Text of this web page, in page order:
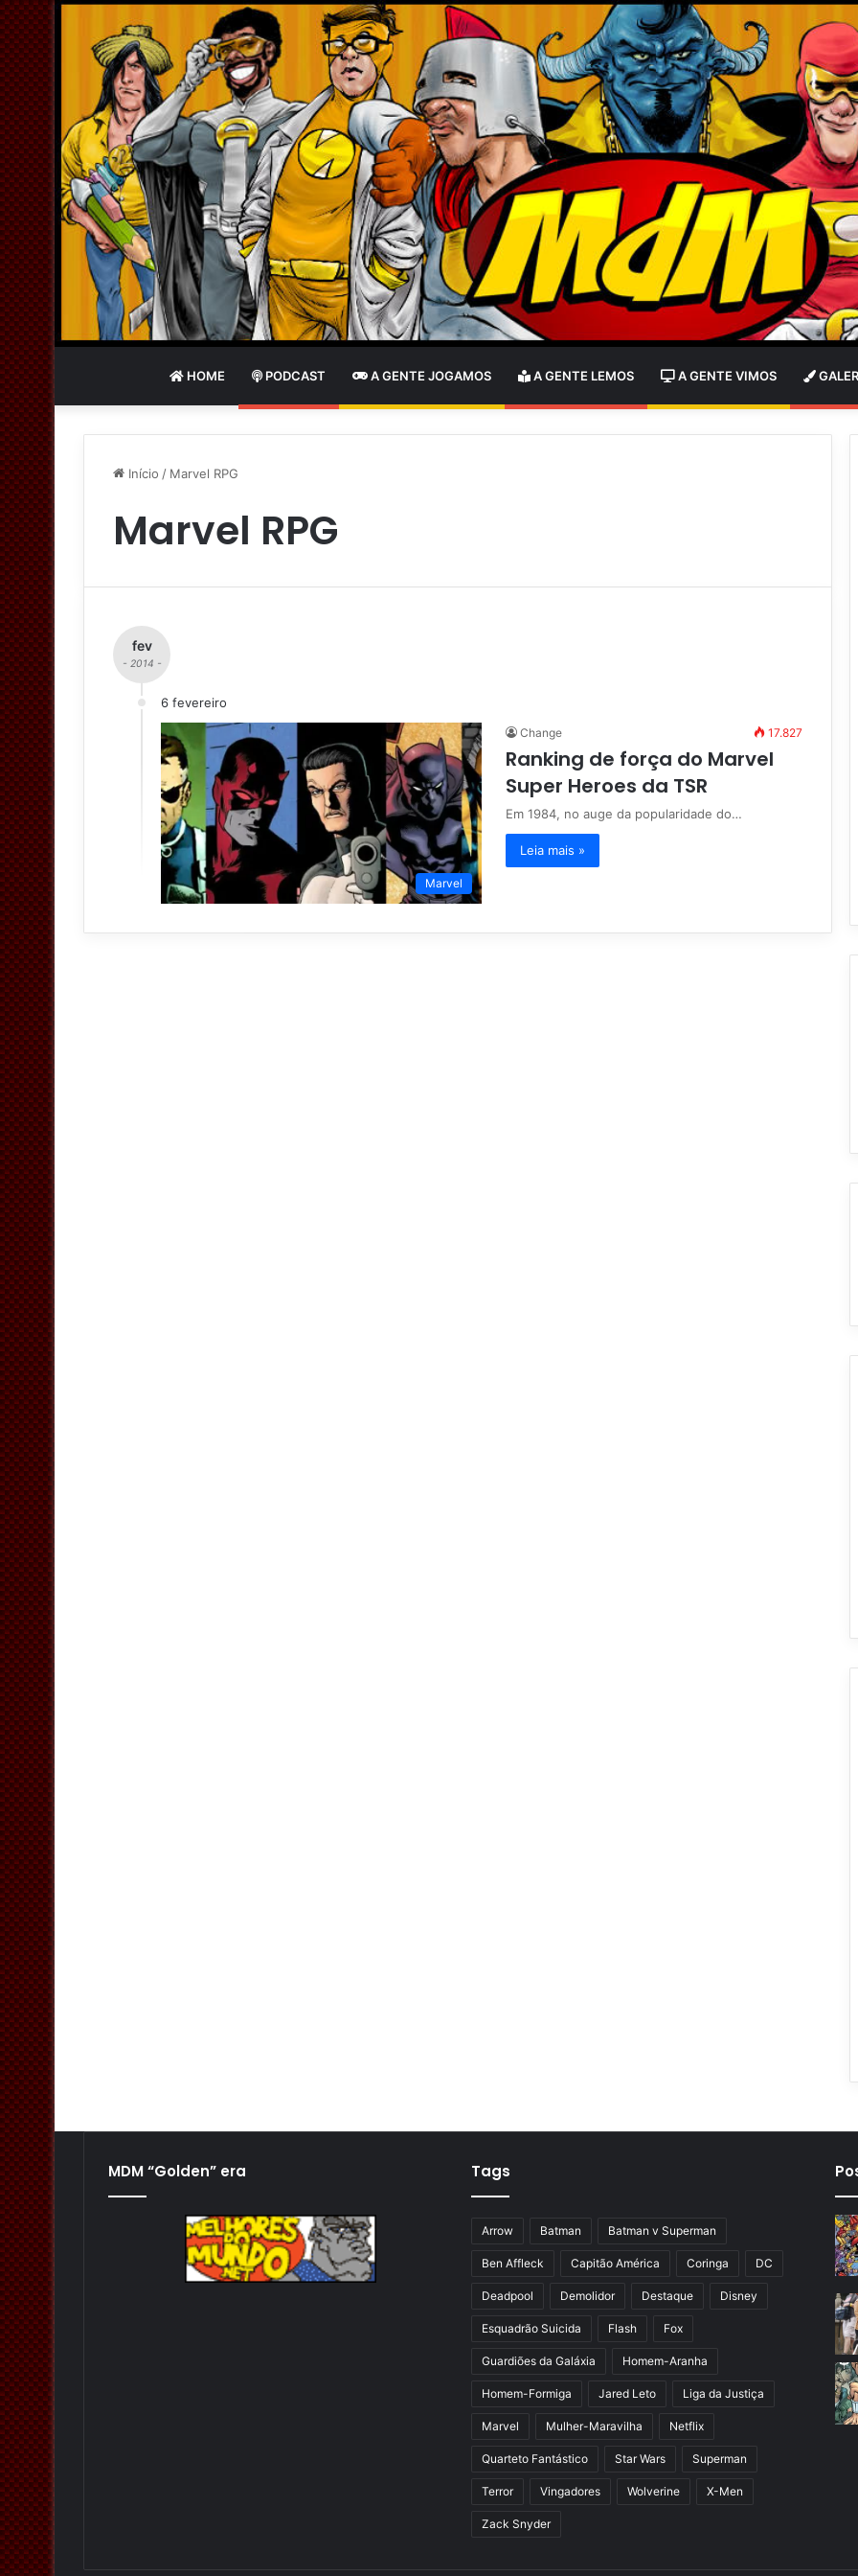
HOME PODCAST A GENTE JOGAMOS A GENTE LEMOS A GENTE VIMOS
Início / Marvel RPG
Marvel RPG
fev
- 2014 -
6 fevereiro
Marvel
Change 17.827
Ranking de força do Marvel
Super Heroes da TSR
Em 1984, no auge da popularidade do…
Leia mais »
MDM “Golden” era Tags
Arrow Batman Batman v Superman
Ben Affleck Capitão América Coringa DC
Deadpool Demolidor Destaque Disney
Esquadrão Suicida Flash Fox
Guardiões da Galáxia Homem-Aranha
Homem-Formiga Jared Leto Liga da Justiça
Marvel Mulher-Maravilha Netflix
Quarteto Fantástico Star Wars Superman
Terror Vingadores Wolverine X-Men
Zack Snyder